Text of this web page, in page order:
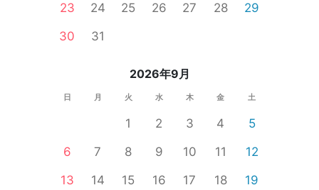
23
24 25 26 27 28
29
30
31
2026年9月
日 月 火 水 木 金 土
1 2 3 4
5
6
7 8 9 10 11
12
13
14 15 16 17 18
19